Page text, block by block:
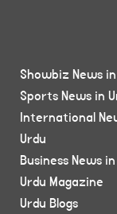
Showbiz News
Sports News in
International
Urdu
Business News
Urdu Magazine
Urdu Blogs